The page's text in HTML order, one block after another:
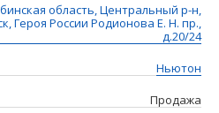
область, Центральный р-н,
Героя России Родионова Е. Н. пр.,
д.20/24
Ньютон
Продажа